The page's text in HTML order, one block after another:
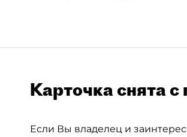
Карточка снята с
Если Вы владелец и